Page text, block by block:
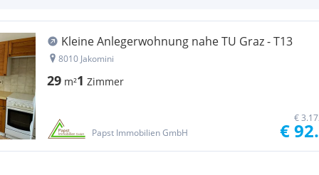
Kleine Anlegerwohnung nahe TU Graz - T13
8010 Jakomini
29 m²1 Zimmer
Papst Immobilien GmbH
€
€